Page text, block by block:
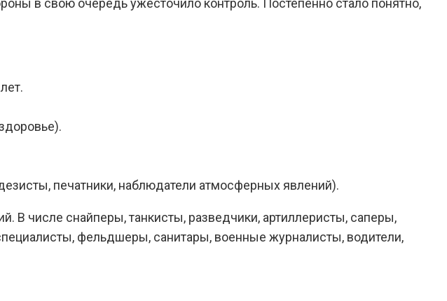
в свою очередь ужесточило контроль. Постепенно стало понятно,
печатники, наблюдатели атмосферных явлений).
числе снайперы, танкисты, разведчики, артиллеристы, саперы,
фельдшеры, санитары, военные журналисты, водители,